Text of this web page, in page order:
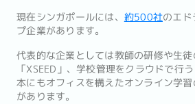
現在シンガポールには、 約500社のエ
プ企業があります。
代表的な企業としては教師の研修や生
「XSEED」、学校管理をクラウドで行
本にもオフィスを構えたオンライン学
があります。